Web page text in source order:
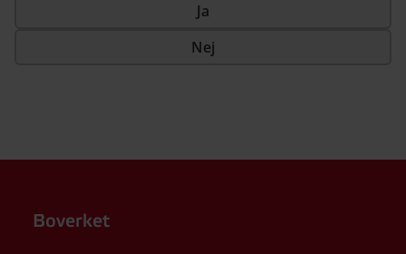
Ja
Nej
Boverket